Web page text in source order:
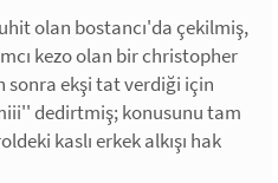
olan bostancı'da çekilmiş,
kezo olan bir christopher
ekşi tat verdiği için
dedirtmiş; konusunu tam
kaslı erkek alkışı hak